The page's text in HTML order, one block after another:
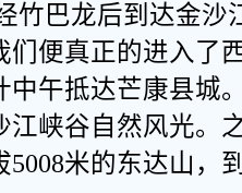
竹巴龙后到达金沙
们便真正的进入了
中午抵达芒康县城
江峡谷自然风光。
5008米的东达山，